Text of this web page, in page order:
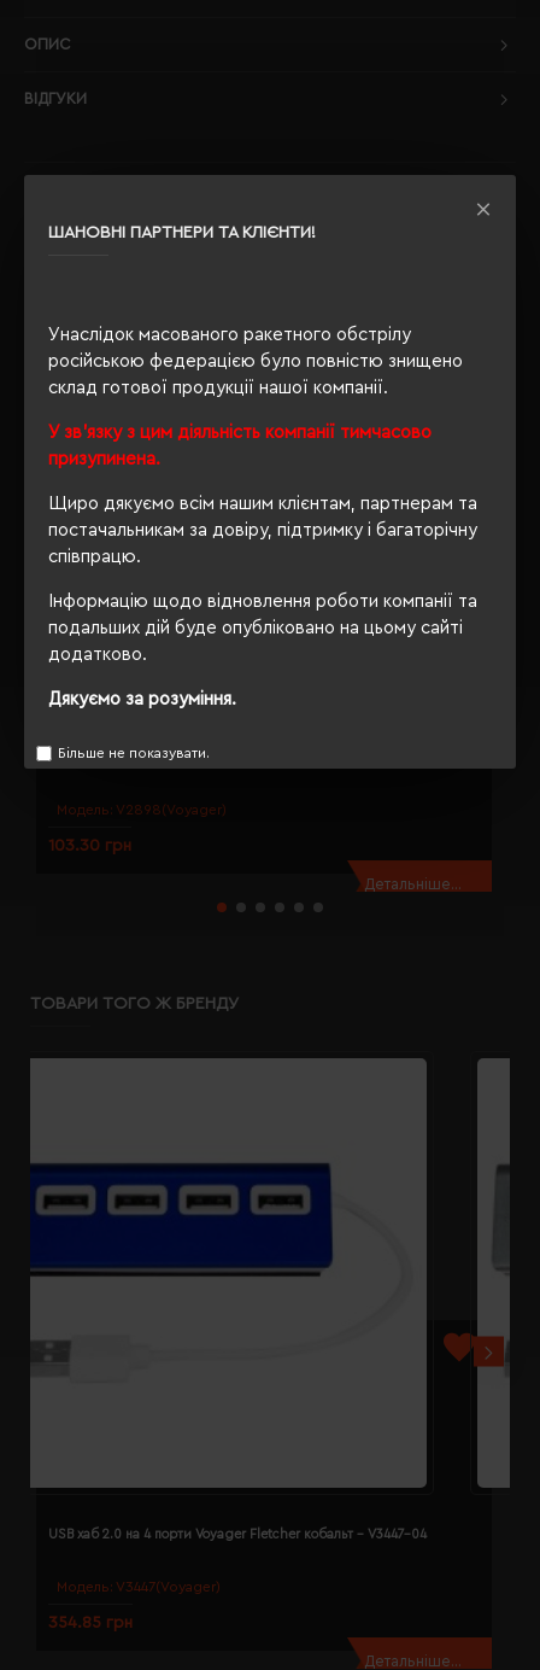
ШАНОВНІ ПАРТНЕРИ ТА КЛІЄНТИ!
Унаслідок масованого ракетного обстрілу
російською федерацією було повністю знищено
склад готової продукції нашої компанії.
У зв'язку з цим діяльність компанії тимчасово
призупинена.
Щиро дякуємо всім нашим клієнтам, партнерам та
постачальникам за довіру, підтримку і багаторічну
співпрацю.
Інформацію щодо відновлення роботи компанії та
подальших дій буде опубліковано на цьому сайті
додатково.
Дякуємо за розуміння.
Більше не показувати.
ОПИС
ВІДГУКИ
РЕКОМЕНДУЄМО
Модель: V2898(Voyager)
Еко-набір стікерів Voyager з ручкою коричневий - V2898-16
103.30 грн
Детальніше...
ТОВАРИ ТОГО Ж БРЕНДУ
Модель: V3447(Voyager)
USB хаб 2.0 на 4 порти Voyager Fletcher кобальт - V3447-04
354.85 грн
Детальніше...